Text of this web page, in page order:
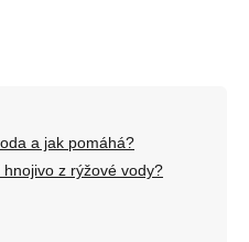
a jak pomáhá?
z rýžové vody?